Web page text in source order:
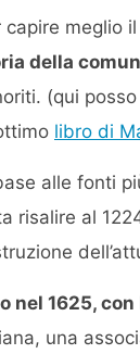
capire meglio
della
(qui
libro di
alle fonti
risalire al
nel 1625,
una